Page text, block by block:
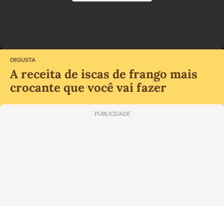
DEGUSTA
A receita de iscas de frango mais
crocante que você vai fazer
PUBLICIDADE